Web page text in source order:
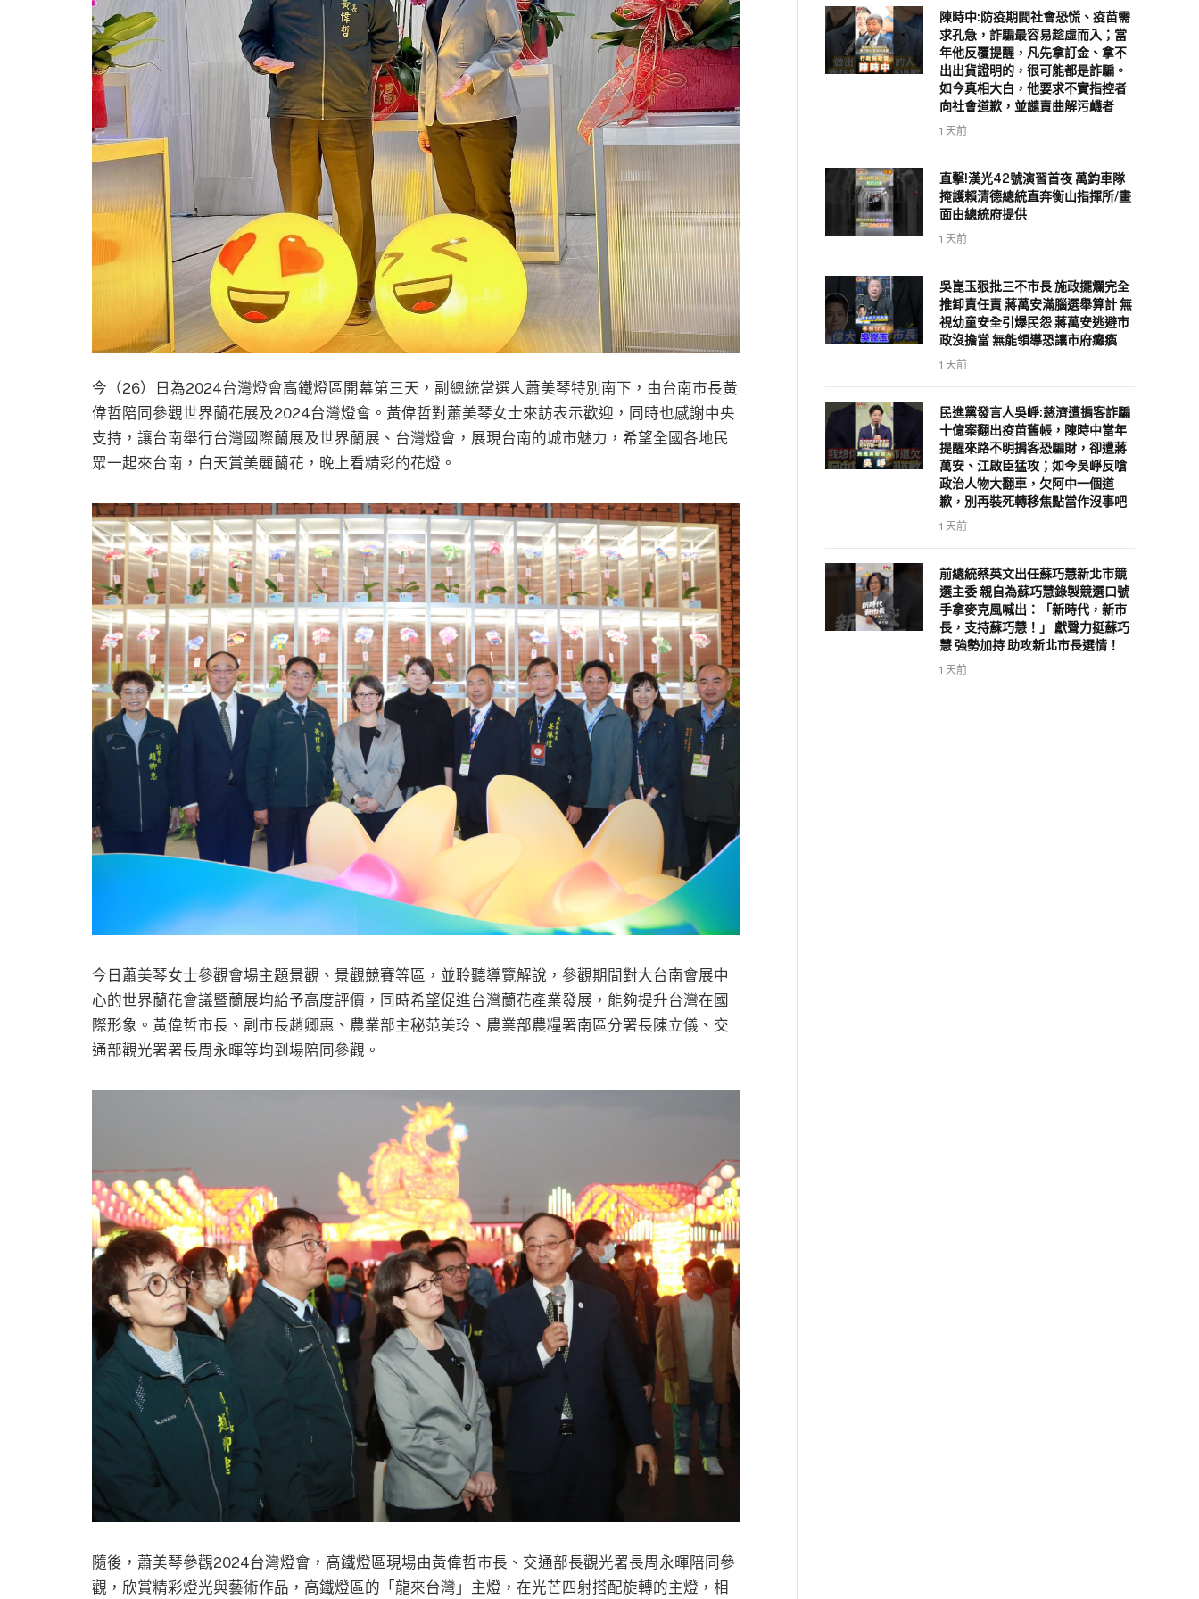
今（26）日為2024台灣燈會高鐵燈區開幕第三天，副總統當選人蕭美琴特別南下，由台南市長黃
偉哲陪同參觀世界蘭花展及2024台灣燈會。黃偉哲對蕭美琴女士來訪表示歡迎，同時也感謝中央
支持，讓台南舉行台灣國際蘭展及世界蘭展、台灣燈會，展現台南的城市魅力，希望全國各地民
眾一起來台南，白天賞美麗蘭花，晚上看精彩的花燈。
今日蕭美琴女士參觀會場主題景觀、景觀競賽等區，並聆聽導覽解說，參觀期間對大台南會展中
心的世界蘭花會議暨蘭展均給予高度評價，同時希望促進台灣蘭花產業發展，能夠提升台灣在國
際形象。黃偉哲市長、副市長趙卿惠、農業部主秘范美玲、農業部農糧署南區分署長陳立儀、交
通部觀光署署長周永暉等均到場陪同參觀。
隨後，蕭美琴參觀2024台灣燈會，高鐵燈區現場由黃偉哲市長、交通部長觀光署長周永暉陪同參
觀，欣賞精彩燈光與藝術作品，高鐵燈區的「龍來台灣」主燈，在光芒四射搭配旋轉的主燈，相
陳時中:防疫期間社會恐慌、疫苗需
求孔急，詐騙最容易趁虛而入；當
年他反覆提醒，凡先拿訂金、拿不
出出貨證明的，很可能都是詐騙。
如今真相大白，他要求不實指控者
向社會道歉，並譴責曲解污衊者
1 天前
直擊!漢光42號演習首夜 萬鈞車隊
掩護賴清德總統直奔衡山指揮所/畫
面由總統府提供
1 天前
吳崑玉狠批三不市長 施政擺爛完全
推卸責任責 蔣萬安滿腦選舉算計 無
視幼童安全引爆民怨 蔣萬安逃避市
政沒擔當 無能領導恐讓市府癱瘓
1 天前
民進黨發言人吳崢:慈濟遭掮客詐騙
十億案翻出疫苗舊帳，陳時中當年
提醒來路不明掮客恐騙財，卻遭蔣
萬安、江啟臣猛攻；如今吳崢反嗆
政治人物大翻車，欠阿中一個道
歉，別再裝死轉移焦點當作沒事吧
1 天前
前總統蔡英文出任蘇巧慧新北市競
選主委 親自為蘇巧慧錄製競選口號
手拿麥克風喊出：「新時代，新市
長，支持蘇巧慧！」 獻聲力挺蘇巧
慧 強勢加持 助攻新北市長選情！
1 天前